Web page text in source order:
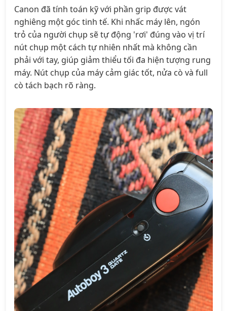
Canon đã tính toán kỹ với phần grip được vát
nghiêng một góc tinh tế. Khi nhấc máy lên, ngón
trỏ của người chụp sẽ tự động 'rơi' đúng vào vị trí
nút chụp một cách tự nhiên nhất mà không cần
phải với tay, giúp giảm thiểu tối đa hiện tượng rung
máy. Nút chụp của máy cảm giác tốt, nửa cò và full
cò tách bạch rõ ràng.